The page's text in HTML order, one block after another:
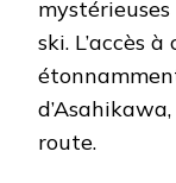
ski. L’accès
route.